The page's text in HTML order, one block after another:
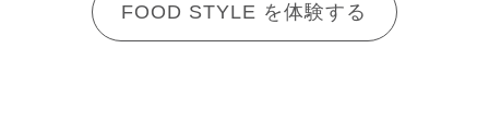
FOOD STYLE を体験する